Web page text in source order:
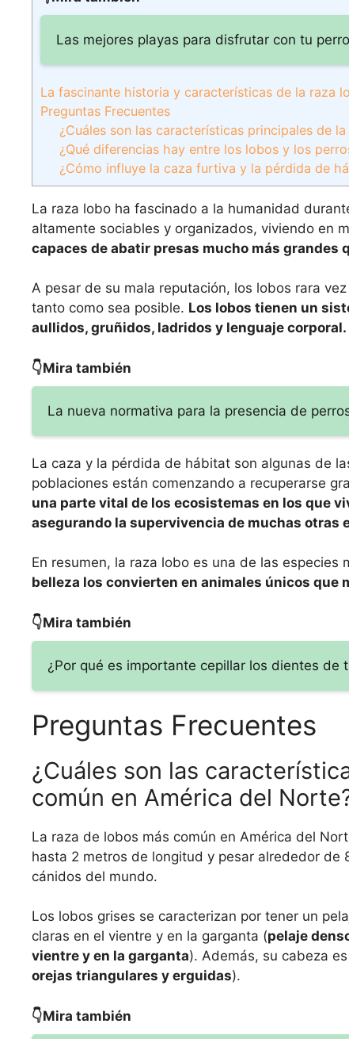
Las mejores playas para disfrutar con tu
La fascinante historia y características de la raza
Preguntas Frecuentes
¿Cuáles son las características principales de
¿Qué diferencias hay entre los lobos y los
¿Cómo influye la caza furtiva y la pérdida de
La raza lobo ha fascinado a la humanidad
altamente sociables y organizados, viviendo en
capaces de abatir presas mucho más grandes
A pesar de su mala reputación, los lobos rara
tanto como sea posible. Los lobos tienen un
aullidos, gruñidos, ladridos y lenguaje corporal.
👇Mira también
La nueva normativa para la presencia de
La caza y la pérdida de hábitat son algunas de
poblaciones están comenzando a recuperarse
una parte vital de los ecosistemas en los que
asegurando la supervivencia de muchas otras
En resumen, la raza lobo es una de las
belleza los convierten en animales únicos que
👇Mira también
¿Por qué es importante cepillar los dientes de
Preguntas Frecuentes
¿Cuáles son las
común en América del
La raza de lobos más común en América del
hasta 2 metros de longitud y pesar alrededor de
cánidos del mundo.
Los lobos grises se caracterizan por tener un
claras en el vientre y en la garganta (pelaje
vientre y en la garganta). Además, su cabeza
orejas triangulares y erguidas).
👇Mira también